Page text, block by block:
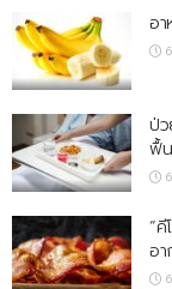
อา
ป่ว
ฟื้
“
อ